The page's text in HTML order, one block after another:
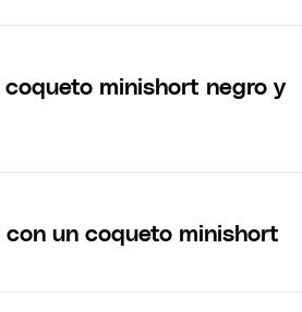
minishort negro y
con un coqueto minishort